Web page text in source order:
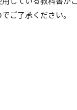
ご了承ください。